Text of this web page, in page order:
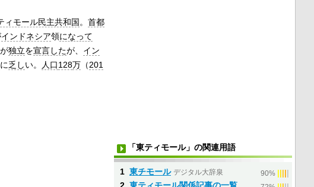
ィモール民主共和国。首都
インドネシア領になって
独立を宣言したが、 イン
に乏しい。 人口128万 （201
「東ティモール」の関連用語
1 東チモール デジタル大辞泉 90%